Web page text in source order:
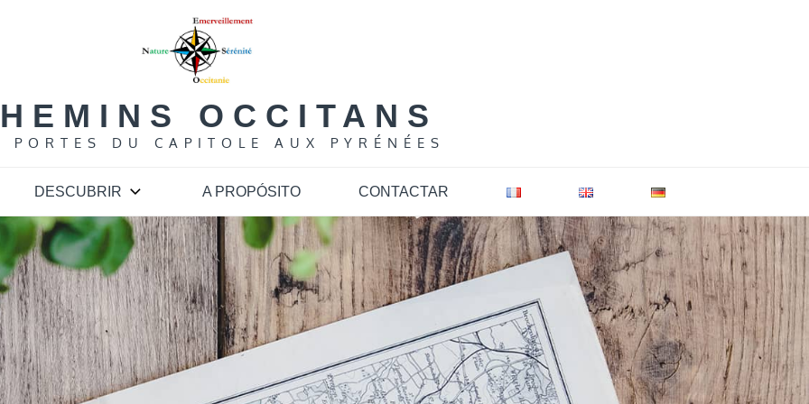
OCCITANS
PORTES DU CAPITOLE AUX PYRÉNÉES
DESCUBRIR A PROPÓSITO CONTACTAR